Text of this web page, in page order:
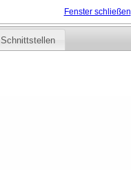
Fenster schließen
Schnittstellen